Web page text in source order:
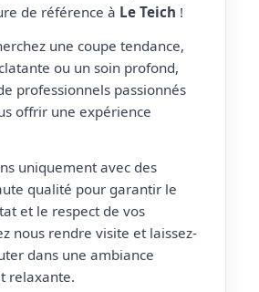
de référence à Le Teich !
une coupe tendance,
ou un soin profond,
professionnels passionnés
offrir une expérience
uniquement avec des
qualité pour garantir le
et le respect de vos
nous rendre visite et laissez-
dans une ambiance
relaxante.